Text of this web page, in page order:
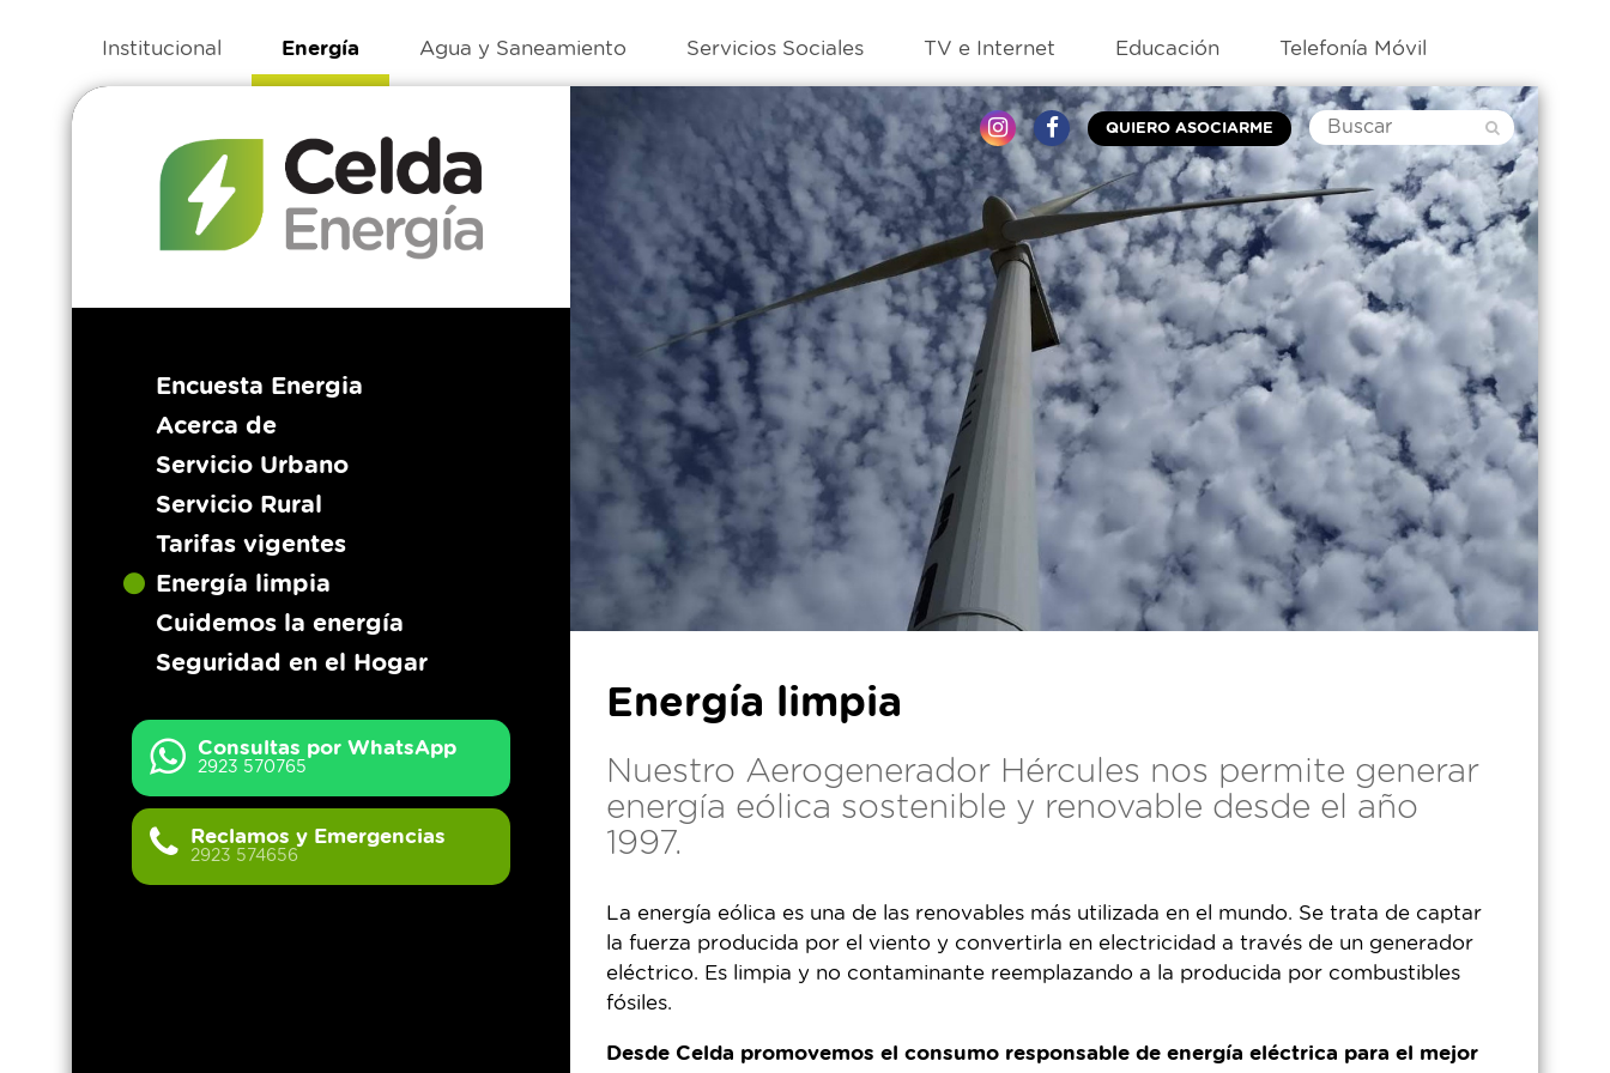
Institucional Energía Agua y Saneamiento Servicios Sociales TV e Internet Educación Telefonía Móvil
Encuesta Energia
Acerca de
Servicio Urbano
Servicio Rural
Tarifas vigentes
Energía limpia
Cuidemos la energía
Seguridad en el Hogar
Consultas por WhatsApp
2923 570765
Reclamos y Emergencias
2923 574656
QUIERO ASOCIARME
Energía limpia
Nuestro Aerogenerador Hércules nos permite generar
energía eólica sostenible y renovable desde el año
1997.
La energía eólica es una de las renovables más utilizada en el mundo. Se trata de captar
la fuerza producida por el viento y convertirla en electricidad a través de un generador
eléctrico. Es limpia y no contaminante reemplazando a la producida por combustibles
fósiles.
Desde Celda promovemos el consumo responsable de energía eléctrica para el mejor